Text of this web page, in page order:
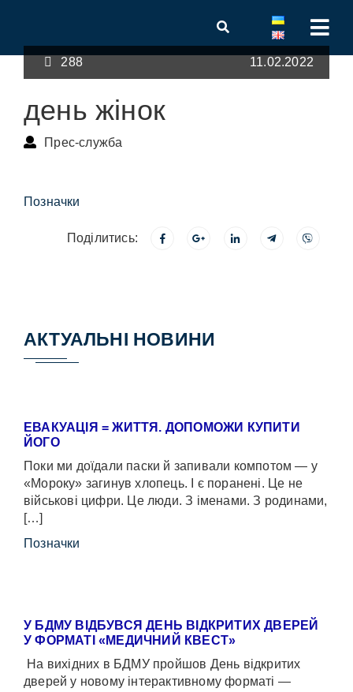
288 11.02.2022
день жінок
Прес-служба
Позначки
Поділитись:
АКТУАЛЬНІ НОВИНИ
ЕВАКУАЦІЯ = ЖИТТЯ. ДОПОМОЖИ КУПИТИ
ЙОГО
Поки ми доїдали паски й запивали компотом — у
«Мороку» загинув хлопець. І є поранені. Це не
військові цифри. Це люди. З іменами. З родинами,
[…]
Позначки
У БДМУ ВІДБУВСЯ ДЕНЬ ВІДКРИТИХ ДВЕРЕЙ
У ФОРМАТІ «МЕДИЧНИЙ КВЕСТ»
На вихідних в БДМУ пройшов День відкритих
дверей у новому інтерактивному форматі —